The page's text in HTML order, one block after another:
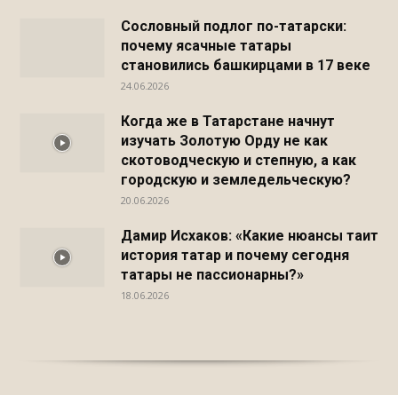
Сословный подлог по-татарски:
почему ясачные татары
становились башкирцами в 17 веке
24.06.2026
Когда же в Татарстане начнут
изучать Золотую Орду не как
скотоводческую и степную, а как
городскую и земледельческую?
20.06.2026
Дамир Исхаков: «Какие нюансы таит
история татар и почему сегодня
татары не пассионарны?»
18.06.2026